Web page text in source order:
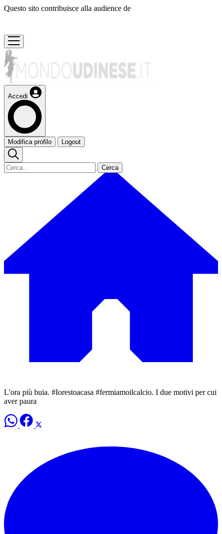
Questo sito contribuisce alla audience de
Accedi
Modifica profilo Logout
Cerca
L'ora più buia. #Iorestoacasa #fermiamoilcalcio. I due motivi per cui
aver paura